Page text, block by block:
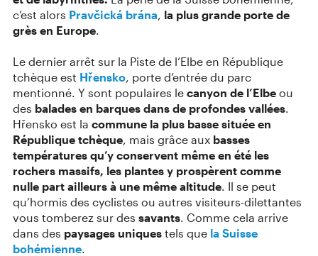
c’est alors Pravčická brána, la plus grande porte de
grès en Europe.
Le dernier arrêt sur la Piste de l’Elbe en République
tchèque est Hřensko, porte d’entrée du parc
mentionné. Y sont populaires le canyon de l’Elbe ou
des balades en barques dans de profondes vallées.
Hřensko est la commune la plus basse située en
République tchèque, mais grâce aux basses
températures qu’y conservent même en été les
rochers massifs, les plantes y prospèrent comme
nulle part ailleurs à une même altitude. Il se peut
qu’hormis des cyclistes ou autres visiteurs-dilettantes
vous tomberez sur des savants. Comme cela arrive
dans des paysages uniques tels que la Suisse
bohémienne.